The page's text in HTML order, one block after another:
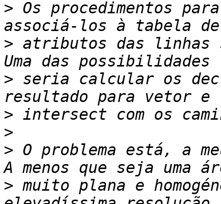
> Os procedimentos
> atributos das linhas
> seria calcular os
>
>
> O problema está, a
> muito plana e